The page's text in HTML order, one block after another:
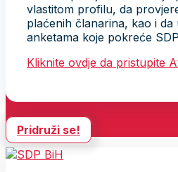
vlastitom profilu, da
plaćenih članarina, kao i da
anketama koje pokreće
Kliknite ovdje da pristupite
Pridruži se!